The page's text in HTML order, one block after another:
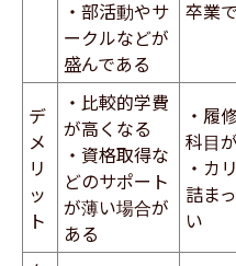
・部活動やサ
ークルなどが
盛んである
卒業
デ
メ
リ
ッ
ト
・比較的学費
が高くなる
・資格取得な
どのサポート
が薄い場合が
ある
・履
科目
・カ
詰ま
い